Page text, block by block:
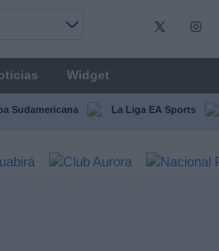
Widget
Sudamericana La Liga EA Sports